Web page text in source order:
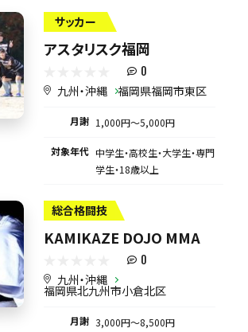
サッカー
アスタリスク福岡
0
九州・沖縄 福岡県福岡市東区
月謝 1,000円〜5,000円
対象年代 中学生・高校生・大学生・専門
学生・18歳以上
総合格闘技
KAMIKAZE DOJO MMA
0
九州・沖縄
福岡県北九州市小倉北区
月謝 3,000円〜8,500円